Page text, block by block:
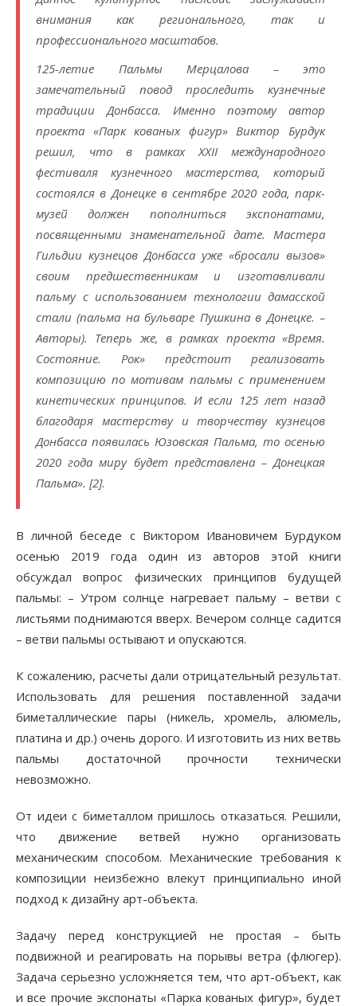
внимания как регионального, так и
профессионального масштабов.
125-летие Пальмы Мерцалова – это
замечательный повод проследить кузнечные
традиции Донбасса. Именно поэтому автор
проекта «Парк кованых фигур» Виктор Бурдук
решил, что в рамках XXII международного
фестиваля кузнечного мастерства, который
состоялся в Донецке в сентябре 2020 года, парк-
музей должен пополниться экспонатами,
посвященными знаменательной дате. Мастера
Гильдии кузнецов Донбасса уже «бросали вызов»
своим предшественникам и изготавливали
пальму с использованием технологии дамасской
стали (пальма на бульваре Пушкина в Донецке. –
Авторы). Теперь же, в рамках проекта «Время.
Состояние. Рок» предстоит реализовать
композицию по мотивам пальмы с применением
кинетических принципов. И если 125 лет назад
благодаря мастерству и творчеству кузнецов
Донбасса появилась Юзовская Пальма, то осенью
2020 года миру будет представлена – Донецкая
Пальма». [2].
В личной беседе с Виктором Ивановичем Бурдуком
осенью 2019 года один из авторов этой книги
обсуждал вопрос физических принципов будущей
пальмы: – Утром солнце нагревает пальму – ветви с
листьями поднимаются вверх. Вечером солнце садится
– ветви пальмы остывают и опускаются.
К сожалению, расчеты дали отрицательный результат.
Использовать для решения поставленной задачи
биметаллические пары (никель, хромель, алюмель,
платина и др.) очень дорого. И изготовить из них ветвь
пальмы достаточной прочности технически
невозможно.
От идеи с биметаллом пришлось отказаться. Решили,
что движение ветвей нужно организовать
механическим способом. Механические требования к
композиции неизбежно влекут принципиально иной
подход к дизайну арт-объекта.
Задачу перед конструкцией не простая – быть
подвижной и реагировать на порывы ветра (флюгер).
Задача серьезно усложняется тем, что арт-объект, как
и все прочие экспонаты «Парка кованых фигур», будет